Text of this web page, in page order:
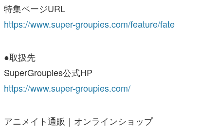
特集ページURL
https://www.super-groupies.com/feature/fate
●取扱先
SuperGroupies公式HP
https://www.super-groupies.com/
アニメイト通販｜オンラインショップ